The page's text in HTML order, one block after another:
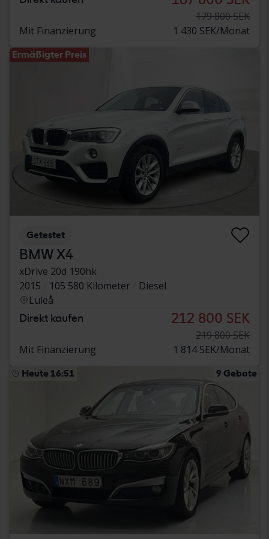
179 800 SEK
Mit Finanzierung
1 430 SEK/Monat
Ermäßigter Preis
Getestet
BMW X4
xDrive 20d 190hk
2015
105 580 Kilometer
Diesel
Luleå
Direkt kaufen 212 800 SEK
219 800 SEK
Mit Finanzierung
1 814 SEK/Monat
Heute 16:51 9 Gebote